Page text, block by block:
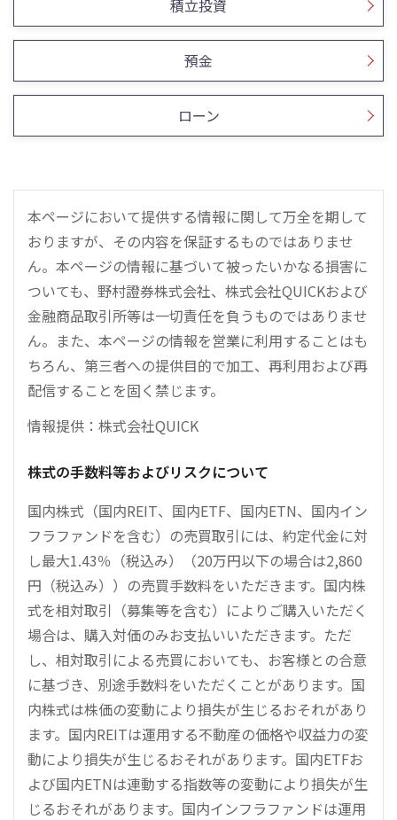
積立投資
預金
ローン
本ページにおいて提供する情報に関して万全を期して
おりますが、その内容を保証するものではありませ
ん。本ページの情報に基づいて被ったいかなる損害に
ついても、野村證券株式会社、株式会社QUICKおよび
金融商品取引所等は一切責任を負うものではありませ
ん。また、本ページの情報を営業に利用することはも
ちろん、第三者への提供目的で加工、再利用および再
配信することを固く禁じます。
情報提供：株式会社QUICK
株式の手数料等およびリスクについて
国内株式（国内REIT、国内ETF、国内ETN、国内イン
フラファンドを含む）の売買取引には、約定代金に対
し最大1.43％（税込み）（20万円以下の場合は2,860
円（税込み））の売買手数料をいただきます。国内株
式を相対取引（募集等を含む）によりご購入いただく
場合は、購入対価のみお支払いいただきます。ただ
し、相対取引による売買においても、お客様との合意
に基づき、別途手数料をいただくことがあります。国
内株式は株価の変動により損失が生じるおそれがあり
ます。国内REITは運用する不動産の価格や収益力の変
動により損失が生じるおそれがあります。国内ETFお
よび国内ETNは連動する指数等の変動により損失が生
じるおそれがあります。国内インフラファンドは運用